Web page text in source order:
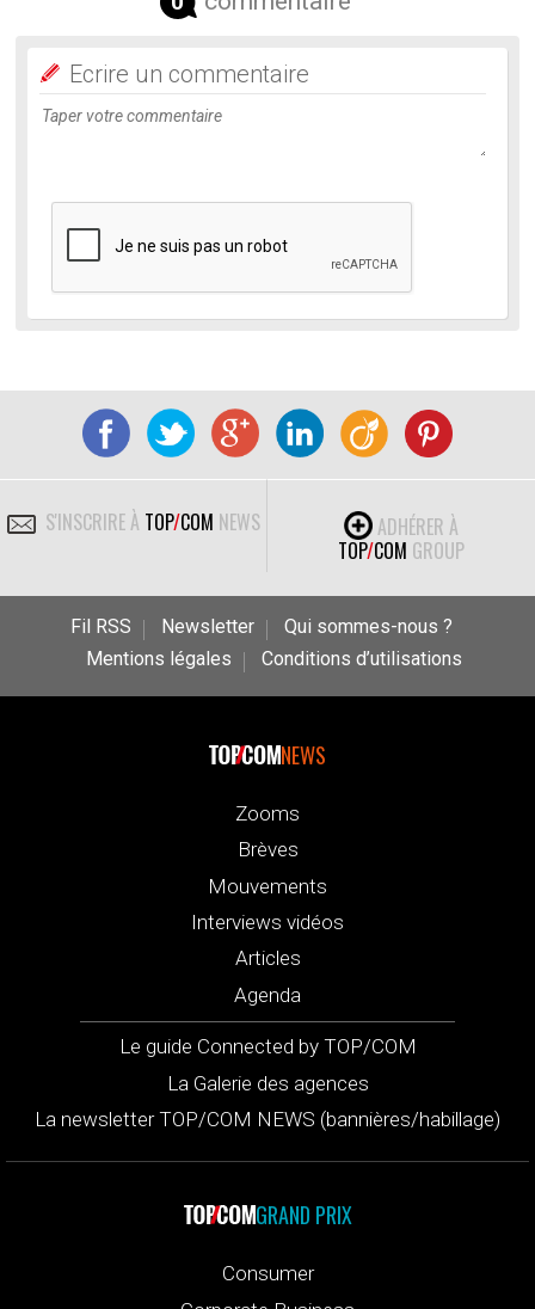
Ecrire un commentaire
S'INSCRIRE À TOP/COM NEWS
ADHÉRER À
TOP/COM GROUP
Fil RSS Newsletter
Qui sommes-nous ?
Mentions légales
Conditions d’utilisations
NEWS
Zooms
Brèves
Mouvements
Interviews vidéos
Articles
Agenda
Le guide Connected by TOP/COM
La Galerie des agences
La newsletter TOP/COM NEWS (bannières/habillage)
GRAND PRIX
Consumer